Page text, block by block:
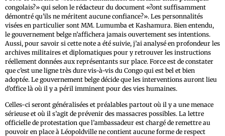
congolais?» qui selon le rédacteur du document «?ont suffisamment
démontré qu’ils ne méritent aucune confiance?». Les personnalités
visées en particulier sont MM. Lumumba et Kashamura. Bien entendu,
le gouvernement belge n’affichera jamais ouvertement ses intentions.
Aussi, pour savoir si cette note a été suivie, j’ai analysé en profondeur les
archives militaires et diplomatiques pour y retrouver les instructions
réellement données aux représentants sur place. Force est de constater
que c’est une ligne très dure vis-à-vis du Congo qui est bel et bien
adoptée. Le gouvernement belge décide que les interventions auront lieu
d’office là où il y a péril imminent pour des vies humaines.
Celles-ci seront généralisées et préalables partout où il y a une menace
sérieuse et où il s’agit de prévenir des massacres possibles. La lettre
officielle de protestation que l’ambassadeur est chargé de remettre au
pouvoir en place à Léopoldville ne contient aucune forme de respect